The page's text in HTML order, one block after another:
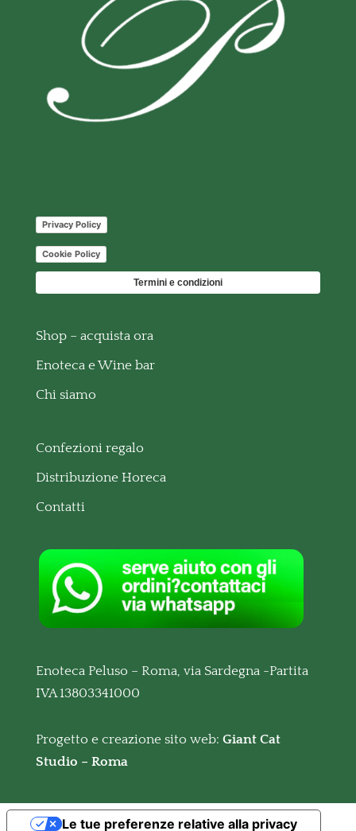
Privacy Policy
Cookie Policy
Termini e condizioni
Shop – acquista ora
Enoteca e Wine bar
Chi siamo
Confezioni regalo
Distribuzione Horeca
Contatti
Enoteca Peluso – Roma, via Sardegna -Partita
IVA 13803341000
Progetto e creazione sito web: Giant Cat
Studio – Roma
Le tue preferenze relative alla privacy